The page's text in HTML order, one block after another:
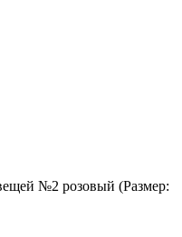
№2 розовый (Размер: